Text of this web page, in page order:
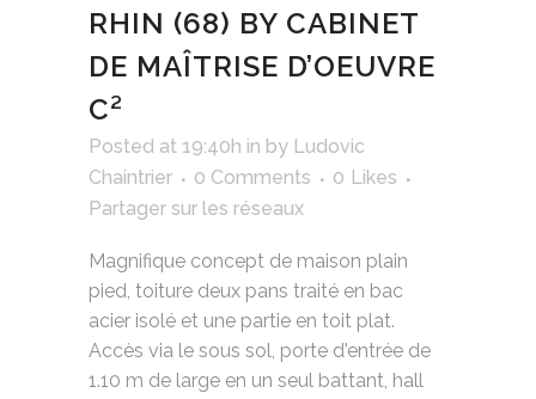
RHIN (68) BY CABINET
DE MAÎTRISE D’OEUVRE
C²
Posted at 19:40h in by Ludovic
Chaintrier
0 Comments 0 Likes
Partager sur les réseaux
Magnifique concept de maison plain
pied, toiture deux pans traité en bac
acier isolé et une partie en toit plat.
Accès via le sous sol, porte d'entrée de
1.10 m de large en un seul battant, hall